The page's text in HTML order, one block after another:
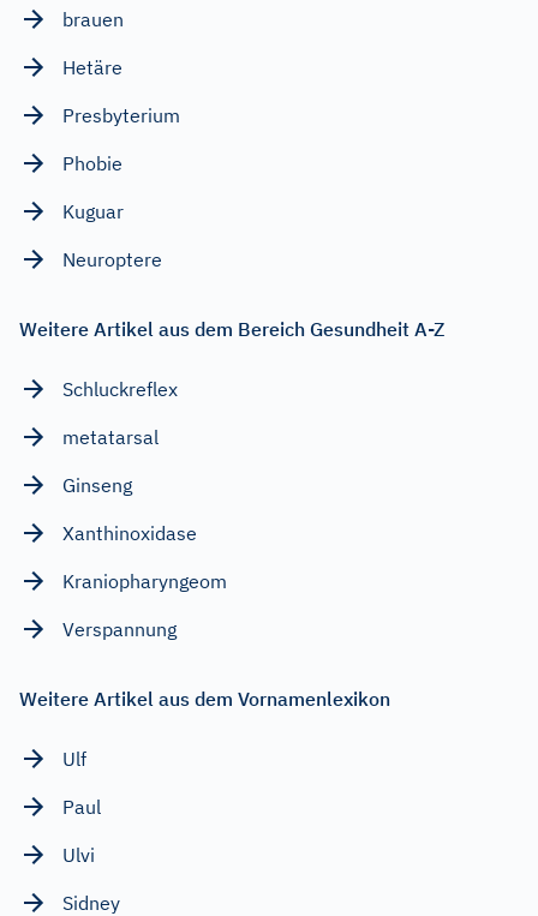
brauen
Hetäre
Presbyterium
Phobie
Kuguar
Neuroptere
Weitere Artikel aus dem Bereich Gesundheit A-Z
Schluckreflex
metatarsal
Ginseng
Xanthinoxidase
Kraniopharyngeom
Verspannung
Weitere Artikel aus dem Vornamenlexikon
Ulf
Paul
Ulvi
Sidney